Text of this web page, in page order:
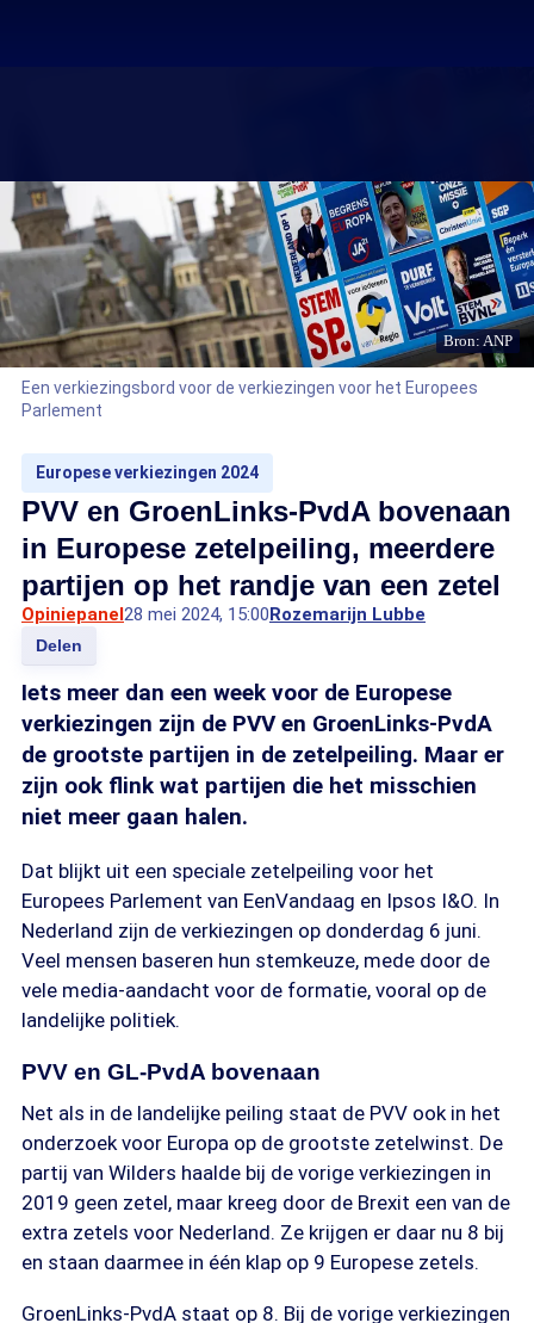
Bron: ANP
Een verkiezingsbord voor de verkiezingen voor het Europees
Parlement
Europese verkiezingen 2024
PVV en GroenLinks-PvdA bovenaan
in Europese zetelpeiling, meerdere
partijen op het randje van een zetel
Opiniepanel28 mei 2024, 15:00Rozemarijn Lubbe
Delen
Iets meer dan een week voor de Europese
verkiezingen zijn de PVV en GroenLinks-PvdA
de grootste partijen in de zetelpeiling. Maar er
zijn ook flink wat partijen die het misschien
niet meer gaan halen.
Dat blijkt uit een speciale zetelpeiling voor het
Europees Parlement van EenVandaag en Ipsos I&O. In
Nederland zijn de verkiezingen op donderdag 6 juni.
Veel mensen baseren hun stemkeuze, mede door de
vele media-aandacht voor de formatie, vooral op de
landelijke politiek.
PVV en GL-PvdA bovenaan
Net als in de landelijke peiling staat de PVV ook in het
onderzoek voor Europa op de grootste zetelwinst. De
partij van Wilders haalde bij de vorige verkiezingen in
2019 geen zetel, maar kreeg door de Brexit een van de
extra zetels voor Nederland. Ze krijgen er daar nu 8 bij
en staan daarmee in één klap op 9 Europese zetels.
GroenLinks-PvdA staat op 8. Bij de vorige verkiezingen